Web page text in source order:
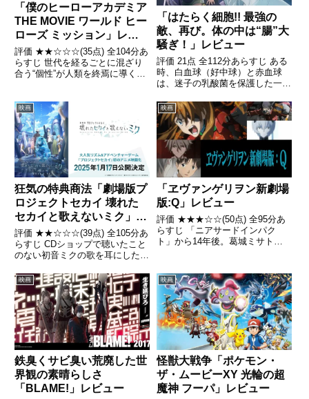
「僕のヒーローアカデミア
THE MOVIE ワールド ヒー
ローズ ミッション」レビ
ュー
評価 ★★☆☆☆(35点) 全104分あ
らすじ 世代を経るごとに混ざり
合う“個性”が人類を終焉に導くと
用- Wikipedia
「はたらく細胞!! 最強の
敵、再び。体の中は“腸”大
騒ぎ！」レビュー
評価 21点 全112分あらすじ ある
時、白血球（好中球）と赤血球
は、迷子の乳酸菌を保護した一般
映画
狂気の特典商法「劇場版プ
ロジェクトセカイ 壊れた
セカイと歌えないミク」レ
ビュー
評価 ★★☆☆☆(39点) 全105分あ
らすじ CDショップで聴いたこと
のない初音ミクの歌を耳にした星
た見たことのない姿のミクと目が
合うが、ほどなくしてミクは消え
てしまう。引用- Wikipedia
映画
「ヱヴァンゲリヲン新劇場
版:Q」レビュー
評価 ★★★☆☆(50点) 全95分あ
らすじ 「ニアサードインパク
ト」から14年後。葛城ミサトを
NERVのエヴァを殲滅すべく活動
していた引用- Wikipedia
映画
鉄臭くサビ臭い荒廃した世
界観の素晴らしさ
「BLAME!」レビュー
映画
怪獣大戦争「ポケモン・
ザ・ムービーXY 光輪の超
魔神 フーパ」レビュー